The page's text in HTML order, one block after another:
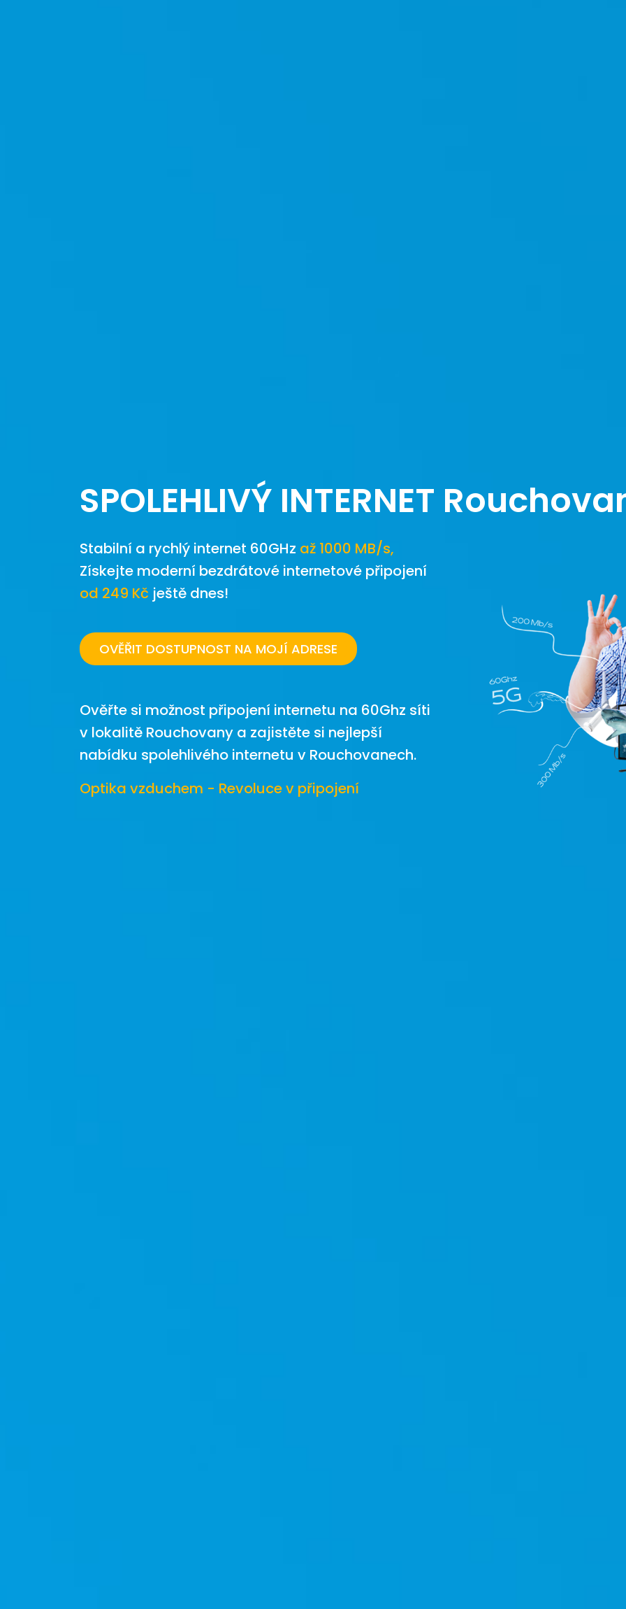
SPOLEHLIVÝ INTERNET
Stabilní a rychlý internet 60GHz až 1000 MB/s,
Získejte moderní bezdrátové internetové připojení
od 249 Kč ještě dnes!
OVĚŘIT DOSTUPNOST NA MOJÍ ADRESE
Ověřte si možnost připojení internetu na 60Ghz síti
v lokalitě Rouchovany a zajistěte si nejlepší
nabídku spolehlivého internetu v Rouchovanech.
Optika vzduchem - Revoluce v připojení